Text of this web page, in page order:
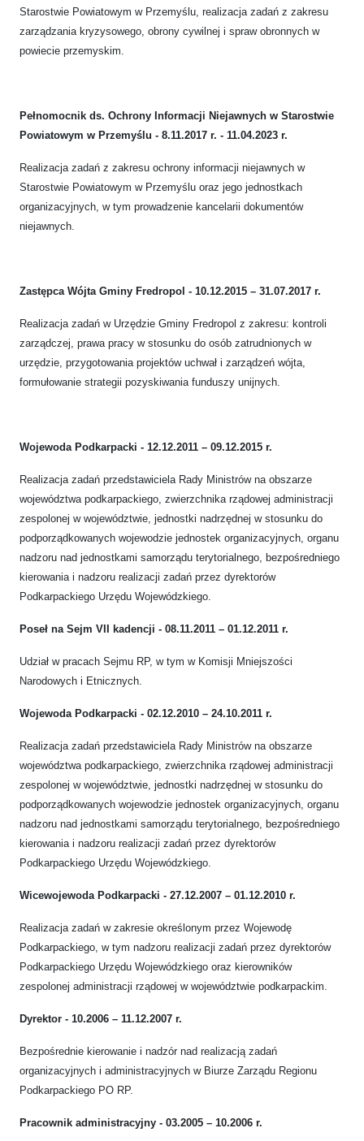
Starostwie Powiatowym w Przemyślu, realizacja zadań z zakresu
zarządzania kryzysowego, obrony cywilnej i spraw obronnych w
powiecie przemyskim.
Pełnomocnik ds. Ochrony Informacji Niejawnych w Starostwie
Powiatowym w Przemyślu - 8.11.2017 r. - 11.04.2023 r.
Realizacja zadań z zakresu ochrony informacji niejawnych w
Starostwie Powiatowym w Przemyślu oraz jego jednostkach
organizacyjnych, w tym prowadzenie kancelarii dokumentów
niejawnych.
Zastępca Wójta Gminy Fredropol - 10.12.2015 – 31.07.2017 r.
Realizacja zadań w Urzędzie Gminy Fredropol z zakresu: kontroli
zarządczej, prawa pracy w stosunku do osób zatrudnionych w
urzędzie, przygotowania projektów uchwał i zarządzeń wójta,
formułowanie strategii pozyskiwania funduszy unijnych.
Wojewoda Podkarpacki - 12.12.2011 – 09.12.2015 r.
Realizacja zadań przedstawiciela Rady Ministrów na obszarze
województwa podkarpackiego, zwierzchnika rządowej administracji
zespolonej w województwie, jednostki nadrzędnej w stosunku do
podporządkowanych wojewodzie jednostek organizacyjnych, organu
nadzoru nad jednostkami samorządu terytorialnego, bezpośredniego
kierowania i nadzoru realizacji zadań przez dyrektorów
Podkarpackiego Urzędu Wojewódzkiego.
Poseł na Sejm VII kadencji - 08.11.2011 – 01.12.2011 r.
Udział w pracach Sejmu RP, w tym w Komisji Mniejszości
Narodowych i Etnicznych.
Wojewoda Podkarpacki - 02.12.2010 – 24.10.2011 r.
Realizacja zadań przedstawiciela Rady Ministrów na obszarze
województwa podkarpackiego, zwierzchnika rządowej administracji
zespolonej w województwie, jednostki nadrzędnej w stosunku do
podporządkowanych wojewodzie jednostek organizacyjnych, organu
nadzoru nad jednostkami samorządu terytorialnego, bezpośredniego
kierowania i nadzoru realizacji zadań przez dyrektorów
Podkarpackiego Urzędu Wojewódzkiego.
Wicewojewoda Podkarpacki - 27.12.2007 – 01.12.2010 r.
Realizacja zadań w zakresie określonym przez Wojewodę
Podkarpackiego, w tym nadzoru realizacji zadań przez dyrektorów
Podkarpackiego Urzędu Wojewódzkiego oraz kierowników
zespolonej administracji rządowej w województwie podkarpackim.
Dyrektor - 10.2006 – 11.12.2007 r.
Bezpośrednie kierowanie i nadzór nad realizacją zadań
organizacyjnych i administracyjnych w Biurze Zarządu Regionu
Podkarpackiego PO RP.
Pracownik administracyjny - 03.2005 – 10.2006 r.